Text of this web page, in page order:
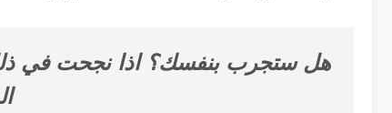
هل ستجرب بنفسك؟ اذا نجحت في